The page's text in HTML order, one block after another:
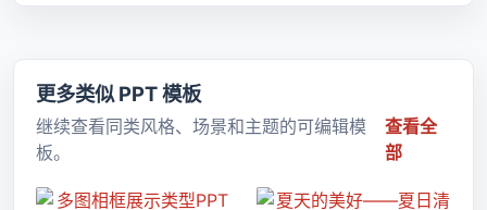
更多类似 PPT 模板
继续查看同类风格、场景和主题的可编辑模
板。
查看全
部